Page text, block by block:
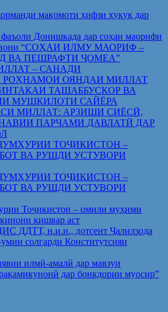
мақомоти ҳифзи ҳуқуқ дар
Донишкада дар соҳаи маорифи
“СОҲАИ ИЛМУ МАОРИФ –
ВА ПЕШРАФТИ ҶОМЕА”
– САНАДИ
РОҲНАМОИ ОЯНДАИ МИЛЛАТ
ТАШАББУСКОР ВА
МУШКИЛОТИ САЙЁРА
МИЛЛАТ: АРЗИШИ СИЁСӢ,
ПАРЧАМИ ДАВЛАТӢ ДАР
ТОҶИКИСТОН –
ВА РУШДИ УСТУВОРИ
ТОҶИКИСТОН –
ВА РУШДИ УСТУВОРИ
Тоҷикистон – омили муҳими
кишвар аст
ДДТТ, н.и.и., дотсент Ҷалилзода
солгарди Конститутсияи
илмӣ-амалӣ дар мавзуи
дар бонкдории муосир”